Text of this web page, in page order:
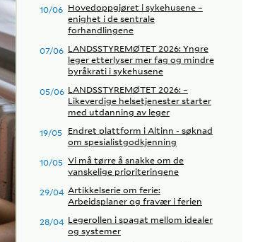
10/06 Hovedoppgjøret i sykehusene –
enighet i de sentrale
forhandlingene
07/06 LANDSSTYREMØTET 2026: Yngre
leger etterlyser mer fag og mindre
byråkrati i sykehusene
05/06 LANDSSTYREMØTET 2026: –
Likeverdige helsetjenester starter
med utdanning av leger
19/05 Endret plattform i Altinn - søknad
om spesialistgodkjenning
10/05 Vi må tørre å snakke om de
vanskelige prioriteringene
29/04 Artikkelserie om ferie:
Arbeidsplaner og fravær i ferien
28/04 Legerollen i spagat mellom idealer
og systemer